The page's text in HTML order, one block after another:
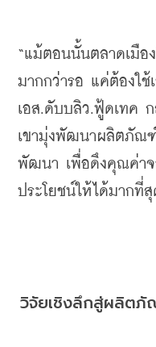
“แม้ตอนนั้นตลาดเมือ
มากกว่ารอ แค่ต้องใช้
เอส.ดับบลิว.ฟู้ดเทค
เขามุ่งพัฒนาผลิตภัณ
พัฒนา เพื่อดึงคุณค่า
ประโยชน์ให้ได้มากที่สุ
วิจัยเชิงลึกสู่ผลิต